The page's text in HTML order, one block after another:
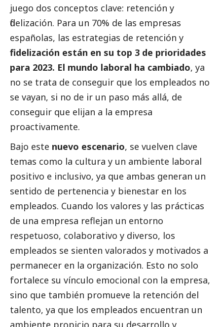
juego dos conceptos clave: retención y
fidelización. Para un 70% de las empresas
españolas, las estrategias de retención y
fidelización están en su top 3 de prioridades
para 2023. El mundo laboral ha cambiado, ya
no se trata de conseguir que los empleados no
se vayan, si no de ir un paso más allá, de
conseguir que elijan a la empresa
proactivamente.
Bajo este nuevo escenario, se vuelven clave
temas como la cultura y un ambiente laboral
positivo e inclusivo, ya que ambas generan un
sentido de pertenencia y bienestar en los
empleados. Cuando los valores y las prácticas
de una empresa reflejan un entorno
respetuoso, colaborativo y diverso, los
empleados se sienten valorados y motivados a
permanecer en la organización. Esto no solo
fortalece su vínculo emocional con la empresa,
sino que también promueve la retención del
talento, ya que los empleados encuentran un
ambiente propicio para su desarrollo y